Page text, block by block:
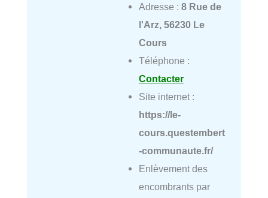
Adresse : 8 Rue de
l'Arz, 56230 Le
Cours
Téléphone :
Contacter
Site internet :
https://le-
cours.questembert
-communaute.fr/
Enlèvement des
encombrants par